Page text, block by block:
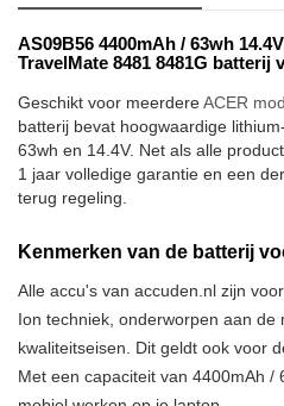
AS09B56 4400mAh / 63wh
TravelMate 8481 8481G batterij
Geschikt voor meerdereACER
batterij bevat hoogwaardige
63wh en 14.4V. Net als alle
1 jaar volledige garantie en een
terug regeling.
Kenmerken van de batterij
Alle accu's van accuden.nl zijn
Ion techniek, onderworpen aan
kwaliteitseisen. Dit geldt ook voor
Met een capaciteit van 4400mAh /